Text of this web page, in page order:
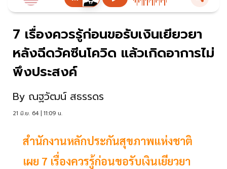
7 เรื่องควรรู้ก่อนขอรับเงินเยียวยา
หลังฉีดวัคซีนโควิด แล้วเกิดอาการไม่
พึงประสงค์
By ณฐวัฒน์ สธรรดร
21 มิ.ย. 64 | 11:09 น.
สำนักงานหลักประกันสุขภาพแห่งชาติ
เผย 7 เรื่องควรรู้ก่อนขอรับเงินเยียวยา